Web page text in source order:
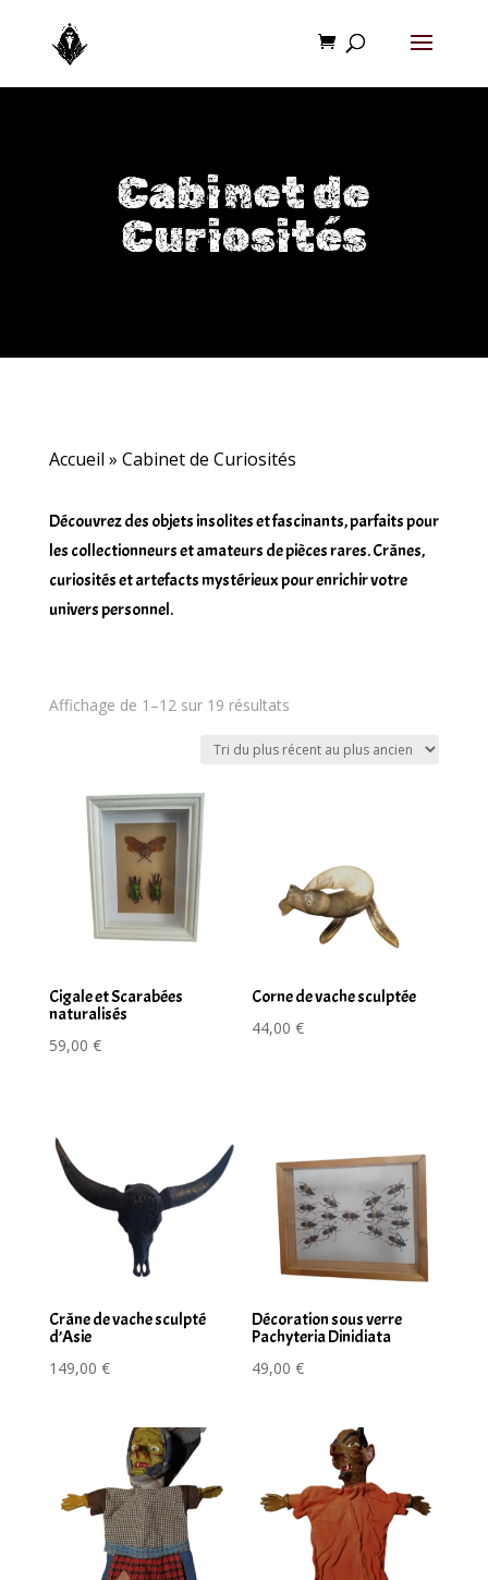
Cabinet de
Curiosités
Accueil » Cabinet de Curiosités
Découvrez des objets insolites et fascinants, parfaits pour
les collectionneurs et amateurs de pièces rares. Crânes,
curiosités et artefacts mystérieux pour enrichir votre
univers personnel.
Affichage de 1–12 sur 19 résultatsTrié
ancien
Cigale et Scarabées
naturalisés
59,00 €
Corne de vache sculptée
44,00€
Crâne de vache sculpté
d’Asie
149,00 €
Décoration sous verre
Pachyteria Dinidiata
49,00€